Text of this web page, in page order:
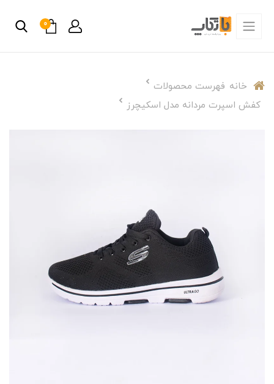
0
خانه فهرست محصولات
کفش اسپرت مردانه مدل اسکیچرز